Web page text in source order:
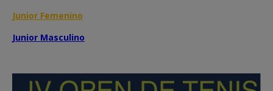
Junior Femenino
Junior Masculino